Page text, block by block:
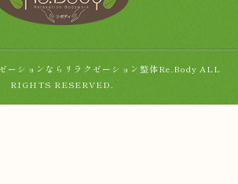
ーションならリラクゼーション整体Re.Body ALL
RIGHTS RESERVED.